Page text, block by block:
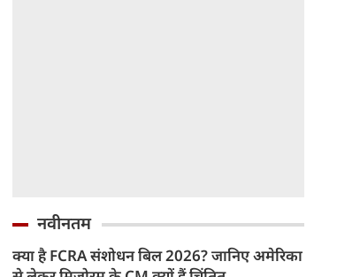
नवीनतम
क्या है FCRA संशोधन बिल 2026? जानिए अमेरिका